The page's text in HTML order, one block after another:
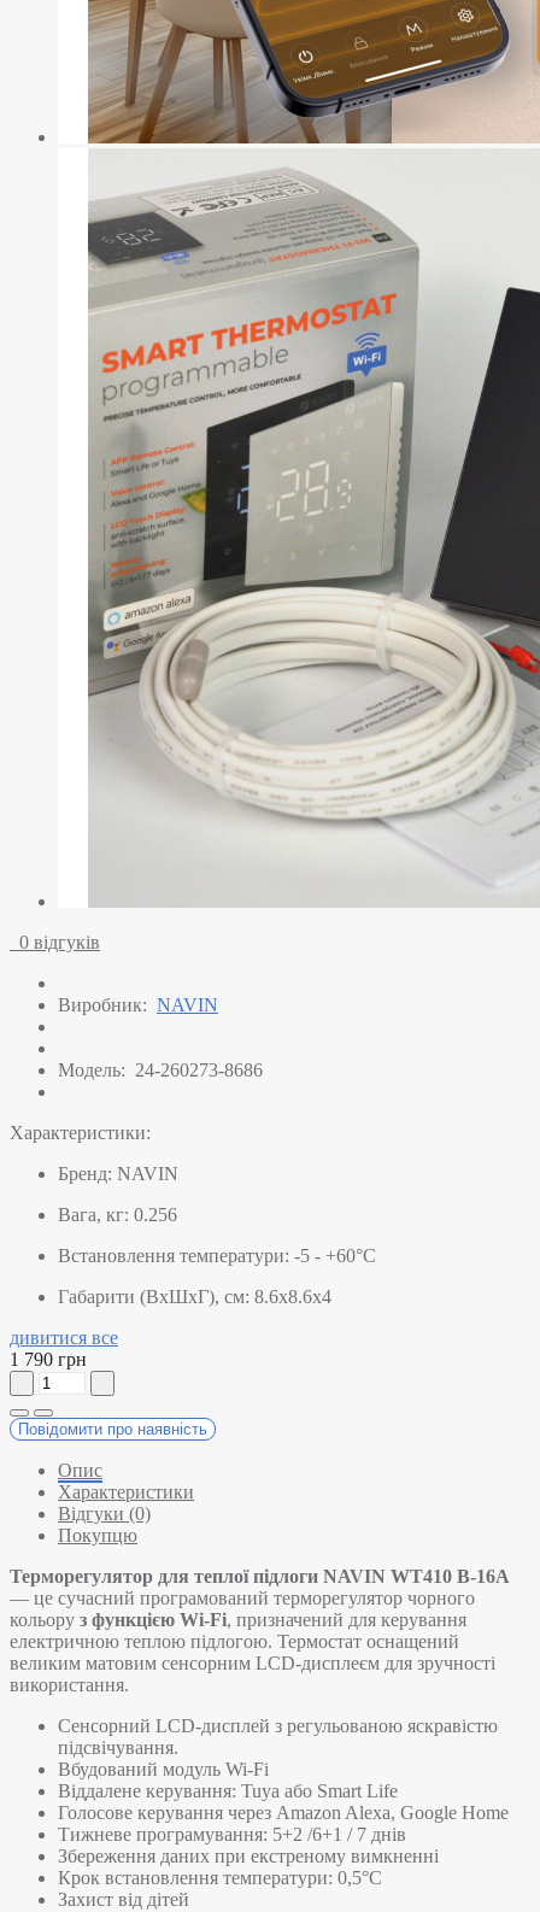
0 відгуків
Виробник: NAVIN
Модель: 24-260273-8686
Характеристики:
Бренд: NAVIN
Вага, кг: 0.256
Встановлення температури: -5 - +60°C
Габарити (ВхШхГ), см: 8.6х8.6х4
дивитися все
1 790 грн
Повідомити про наявність
Опис
Характеристики
Відгуки (0)
Покупцю
Терморегулятор для теплої підлоги NAVIN WT410 B-16А
— це сучасний програмований терморегулятор чорного
кольору з функцією Wi-Fi, призначений для керування
електричною теплою підлогою. Термостат оснащений
великим матовим сенсорним LCD-дисплеєм для зручності
використання.
Сенсорний LCD-дисплей з регульованою яскравістю
підсвічування.
Вбудований модуль Wi-Fi
Віддалене керування: Tuya або Smart Life
Голосове керування через Amazon Alexa, Google Home
Тижневе програмування: 5+2 /6+1 / 7 днів
Збереження даних при екстреному вимкненні
Крок встановлення температури: 0,5°C
Захист від дітей